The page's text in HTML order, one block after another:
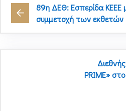
89η ΔΕΘ: Εσπερίδα ΚΕΕΕ
συμμετοχή των εκθετών
PRIME»